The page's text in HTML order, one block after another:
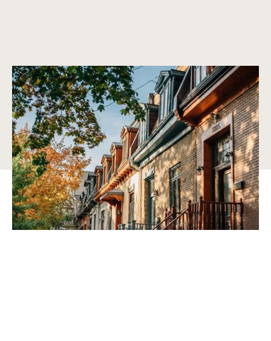
Une communauté vivante et diversifiée
Notre-Dame-de-Grâce offre un mélange unique d’influences
culturelles, de parcs verdoyants et d’une scène locale
dynamique.